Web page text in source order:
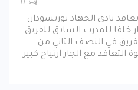
نادي الجهاد بورتسودان
خلفا للمدرب السابق للفريق
في النصف الثاني من
مع الجار ارتياح كبير